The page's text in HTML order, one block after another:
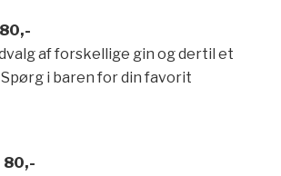
af forskellige gin og dertil et
i baren for din favorit